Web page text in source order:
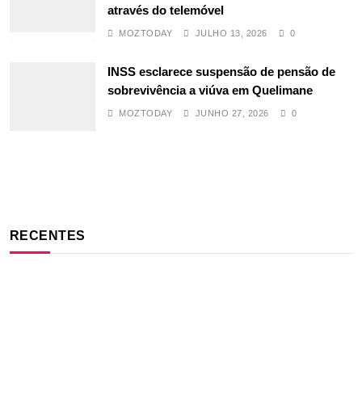
através do telemóvel
MOZTODAY JULHO 13, 2026 0
INSS esclarece suspensão de pensão de
sobrevivência a viúva em Quelimane
MOZTODAY JUNHO 27, 2026 0
RECENTES